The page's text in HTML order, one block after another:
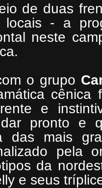
de duas
locais - a
neste
o grupo
cênica
e
dar pronto e
das mais
pela
da
e seus